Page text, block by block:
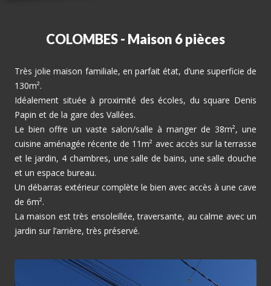
COLOMBES - Maison 6 pièces
Très jolie maison familiale, en parfait état, d’une superficie de
130m².
Idéalement située à proximité des écoles, du square Denis
Papin et de la gare des Vallées.
Le bien offre un vaste salon/salle à manger de 38m², une
cuisine aménagée récente de 11m² avec accès sur la terrasse
et le jardin, 4 chambres, une salle de bains, une salle douche
et un espace bureau.
Un débarras extérieur complète le bien avec accès à une cave
de 6m².
La maison est très ensoleillée, traversante, au calme avec un
jardin sur l’arrière, très préservé.